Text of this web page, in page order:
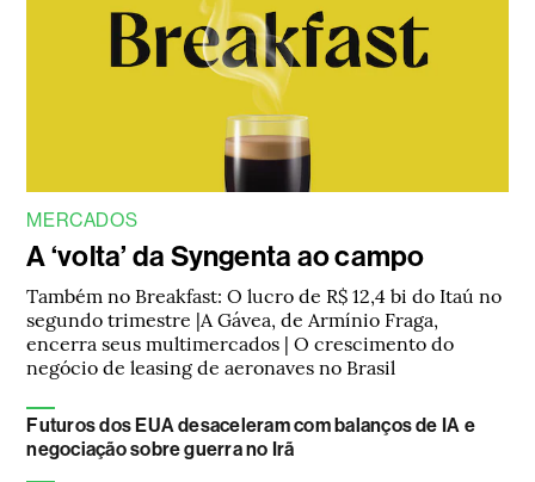
MERCADOS
A ‘volta’ da Syngenta ao campo
Também no Breakfast: O lucro de R$ 12,4 bi do Itaú no
segundo trimestre |A Gávea, de Armínio Fraga,
encerra seus multimercados | O crescimento do
negócio de leasing de aeronaves no Brasil
Futuros dos EUA desaceleram com balanços de IA e
negociação sobre guerra no Irã